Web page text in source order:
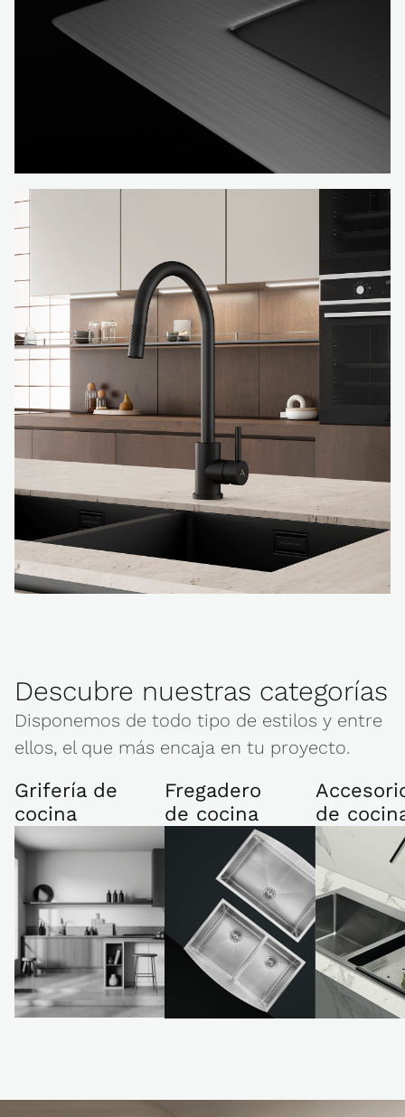
Descubre nuestras categorías
Disponemos de todo tipo de estilos y entre
ellos, el que más encaja en tu proyecto.
Grifería de
cocina
Fregadero
de cocina
de